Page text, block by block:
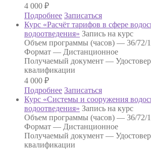
4 000 ₽
Подробнее Записаться
Курс «Расчёт тарифов в сфере
водоотведения» Запись на курс
Объем программы (часов) — 36/72/
Формат — Дистанционное
Получаемый документ —
квалификации
4 000 ₽
Подробнее Записаться
Курс «Системы и сооружения
водоотведения» Запись на курс
Объем программы (часов) — 36/72/
Формат — Дистанционное
Получаемый документ —
квалификации